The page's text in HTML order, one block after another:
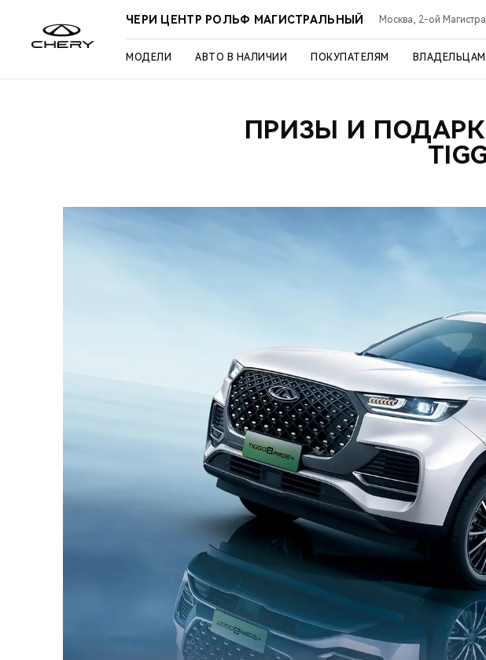
ЧЕРИ ЦЕНТР РОЛЬФ МАГИСТРАЛЬНЫЙ Москва, 2-ой
МОДЕЛИ АВТО В НАЛИЧИИ ПОКУПАТЕЛЯМ ВЛАДЕЛЬЦАМ
ПРИЗЫ И